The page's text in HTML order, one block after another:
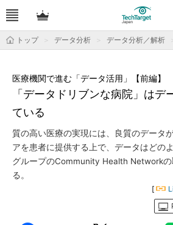
トップ データ分析 データ分析／解析
「データドリブンな病院」はデ
ている
医療機関で進む「データ活用」【前編】
質の高い医療の実現には、良質のデータ
アを患者に提供する上で、データはどの
グループのCommunity Health Network
る。
[